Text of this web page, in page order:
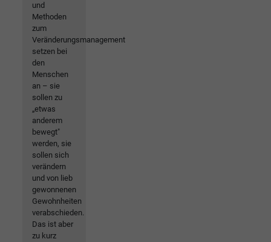
und
Methoden
zum
Veränderungsmanagement
setzen bei
den
Menschen
an – sie
sollen zu
„etwas
anderem
bewegt"
werden, sie
sollen sich
verändern
und von lieb
gewonnenen
Gewohnheiten
verabschieden.
Das ist aber
zu kurz